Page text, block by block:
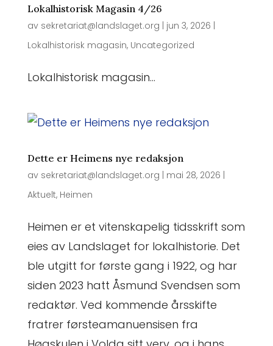
Lokalhistorisk Magasin 4/26
av sekretariat@landslaget.org jun 3, 2026
Lokalhistorisk magasin, Uncategorized
Lokalhistorisk magasin...
Dette er Heimens nye redaksjon
av sekretariat@landslaget.org mai 28, 2026
Aktuelt, Heimen
Heimen er et vitenskapelig tidsskrift som
eies av Landslaget for lokalhistorie. Det
ble utgitt for første gang i 1922, og har
siden 2023 hatt Åsmund Svendsen som
redaktør. Ved kommende årsskifte
fratrer førsteamanuensisen fra